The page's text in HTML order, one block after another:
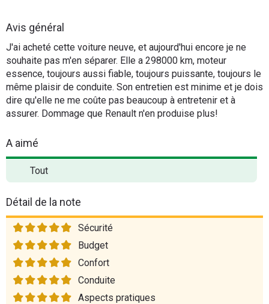
Flottes
Auto
Services
Forum
Moto
Marques
Avis général
J'ai acheté cette voiture neuve, et aujourd'hui encore je ne
souhaite pas m'en séparer. Elle a 298000 km, moteur
essence, toujours aussi fiable, toujours puissante, toujours le
même plaisir de conduite. Son entretien est minime et je dois
dire qu'elle ne me coûte pas beaucoup à entretenir et à
assurer. Dommage que Renault n'en produise plus!
A aimé
Tout
Détail de la note
Sécurité
Budget
Confort
Conduite
Aspects pratiques